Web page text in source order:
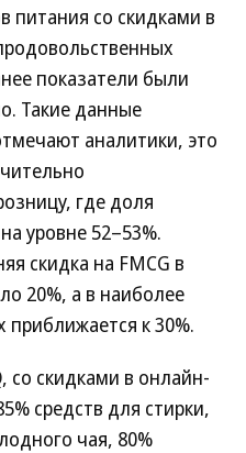
питания со скидками в
показатели были
Такие данные
аналитики, это
где доля
уровне 52–53%.
скидка на FMCG в
20%, а в наиболее
приближается к 30%.
со скидками в онлайн-
средств для стирки,
чая, 80%